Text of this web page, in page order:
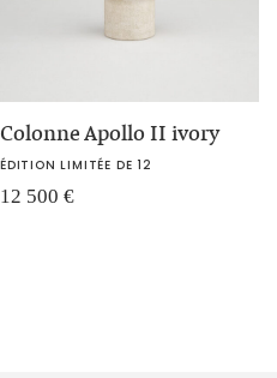
Colonne Apollo II ivory
ÉDITION LIMITÉE DE 12
12 500 €